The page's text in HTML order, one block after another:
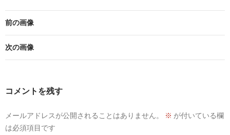
前の画像
次の画像
コメントを残す
メールアドレスが公開されることはありません。 ※ が付いている欄
は必須項目です